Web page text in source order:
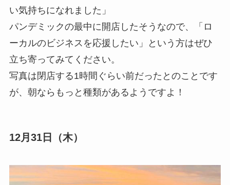
い気持ちになれました」
パンデミックの最中に開店したそうなので、「ロ
ーカルのビジネスを応援したい」という方はぜひ
立ち寄ってみてください。
写真は閉店する1時間ぐらい前だったとのことです
が、朝ならもっと種類があるようですよ！
12月31日（木）